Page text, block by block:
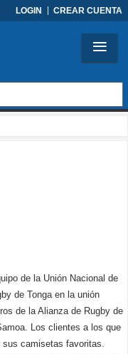
LOGIN CREAR CUENTA
de la Unión Nacional de
de Tonga en la unión
de la Alianza de Rugby de
Los clientes a los que
sus camisetas favoritas.